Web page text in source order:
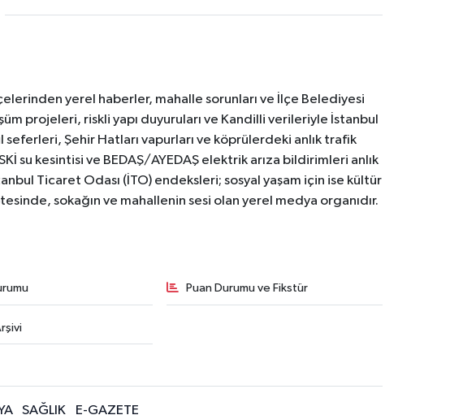
yerel haberler, mahalle sorunları ve İlçe Belediyesi
projeleri, riskli yapı duyuruları ve Kandilli verileriyle İstanbul
Şehir Hatları vapurları ve köprülerdeki anlık trafik
su kesintisi ve BEDAŞ/AYEDAŞ elektrik arıza bildirimleri anlık
Ticaret Odası (İTO) endeksleri; sosyal yaşam için ise kültür
sokağın ve mahallenin sesi olan yerel medya organıdır.
Puan Durumu ve Fikstür
SAĞLIK E-GAZETE